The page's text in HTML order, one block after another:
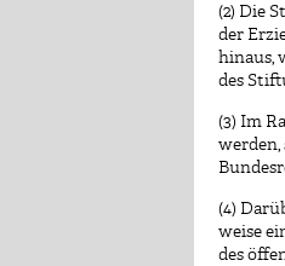
(2) Die
der
hinaus,
des
(3) Im
werden,
(4)
weise
des